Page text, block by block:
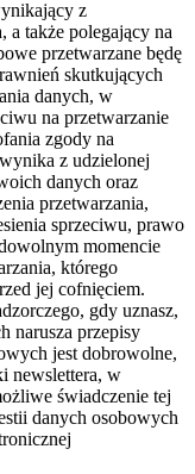
z
a także polegający na
przetwarzane będę
skutkujących
danych, w
na przetwarzanie
zgody na
z udzielonej
danych oraz
przetwarzania,
sprzeciwu, prawo
momencie
którego
jej cofnięciem.
gdy uznasz,
narusza przepisy
jest dobrowolne,
newslettera, w
świadczenie tej
danych osobowych